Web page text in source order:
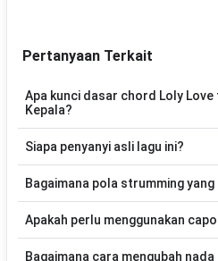
Pertanyaan Terkait
Apa kunci dasar chord Loly
Kepala?
Versi chord ini telah disederhanakan
memainkan lagu ini.
Siapa penyanyi asli lagu ini?
Loly Love ft. Ncum. Pada halaman
Bagaimana pola strumming
acuan, kamu dapat menggunakan
Apakah perlu menggunakan
Bagaimana cara mengubah